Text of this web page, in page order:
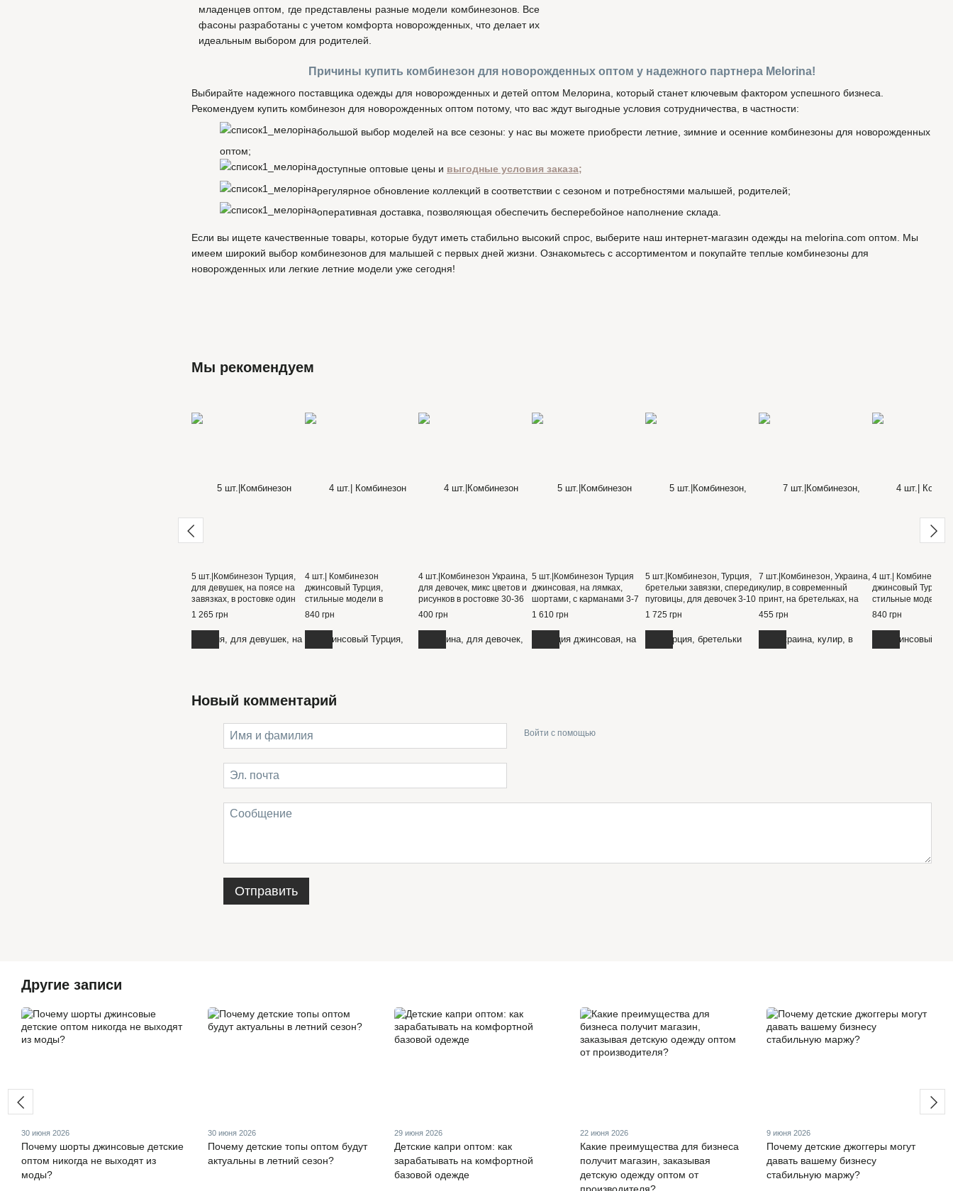
младенцев оптом, где представлены разные модели комбинезонов. Все
фасоны разработаны с учетом комфорта новорожденных, что делает их
идеальным выбором для родителей.
Причины купить комбинезон для новорожденных оптом у надежного партнера Melorina!
Выбирайте надежного поставщика одежды для новорожденных и детей оптом Мелорина, который станет ключевым фактором успешного бизнеса.
Рекомендуем купить комбинезон для новорожденных оптом потому, что вас ждут выгодные условия сотрудничества, в частности:
большой выбор моделей на все сезоны: у нас вы можете приобрести летние, зимние и осенние комбинезоны для новорожденных
оптом;
доступные оптовые цены и выгодные условия заказа;
регулярное обновление коллекций в соответствии с сезоном и потребностями малышей, родителей;
оперативная доставка, позволяющая обеспечить бесперебойное наполнение склада.
Если вы ищете качественные товары, которые будут иметь стабильно высокий спрос, выберите наш интернет-магазин одежды на melorina.com оптом. Мы
имеем широкий выбор комбинезонов для малышей с первых дней жизни. Ознакомьтесь с ассортиментом и покупайте теплые комбинезоны для
новорожденных или легкие летние модели уже сегодня!
Мы рекомендуем
5 шт.|Комбинезон Турция,
для девушек, на поясе на
завязках, в ростовке один
цвет 3-8 лет
1 265 грн
4 шт.| Комбинезон
джинсовый Турция,
стильные модели в
ассортименте по выбору 5-
8 лет
840 грн
4 шт.|Комбинезон Украина,
для девочек, микс цветов и
рисунков в ростовке 30-36
размер
400 грн
5 шт.|Комбинезон Турция
джинсовая, на лямках,
шортами, с карманами 3-7
лет
1 610 грн
5 шт.|Комбинезон, Турция,
бретельки завязки, спереди
пуговицы, для девочек 3-10
лет
1 725 грн
7 шт.|Комбинезон, Украина,
кулир, в современный
принт, на бретельках, на
поясе резинка 4-10 лет
455 грн
4 шт.| Комбинезон
джинсовый Турция,
стильные модели в
ассортименте по
840 грн
Новый комментарий
Войти с помощью
Отправить
Другие записи
30 июня 2026
Почему шорты джинсовые детские
оптом никогда не выходят из
моды?
30 июня 2026
Почему детские топы оптом будут
актуальны в летний сезон?
29 июня 2026
Детские капри оптом: как
зарабатывать на комфортной
базовой одежде
22 июня 2026
Какие преимущества для бизнеса
получит магазин, заказывая
детскую одежду оптом от
производителя?
9 июня 2026
Почему детские джоггеры могут
давать вашему бизнесу
стабильную маржу?